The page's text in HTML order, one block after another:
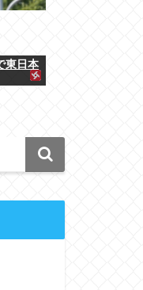
東日本